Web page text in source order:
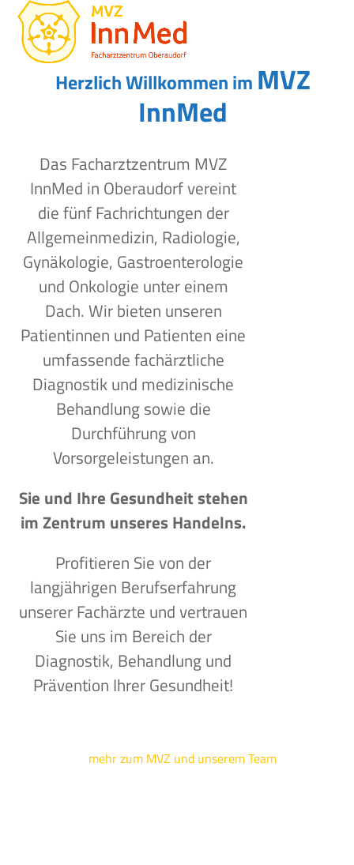
Skip
content
Open
mobile
menu
Close
mobile
menu
Herzlich Willkommen im MVZ
InnMed
Das Facharztzentrum MVZ
InnMed in Oberaudorf vereint
die fünf Fachrichtungen der
Allgemeinmedizin, Radiologie,
Gynäkologie, Gastroenterologie
und Onkologie unter einem
Dach. Wir bieten unseren
Patientinnen und Patienten eine
umfassende fachärztliche
Diagnostik und medizinische
Behandlung sowie die
Durchführung von
Vorsorgeleistungen an.
Sie und Ihre Gesundheit stehen
im Zentrum unseres Handelns.
Profitieren Sie von der
langjährigen Berufserfahrung
unserer Fachärzte und vertrauen
Sie uns im Bereich der
Diagnostik, Behandlung und
Prävention Ihrer Gesundheit!
mehr zum MVZ und unserem Team